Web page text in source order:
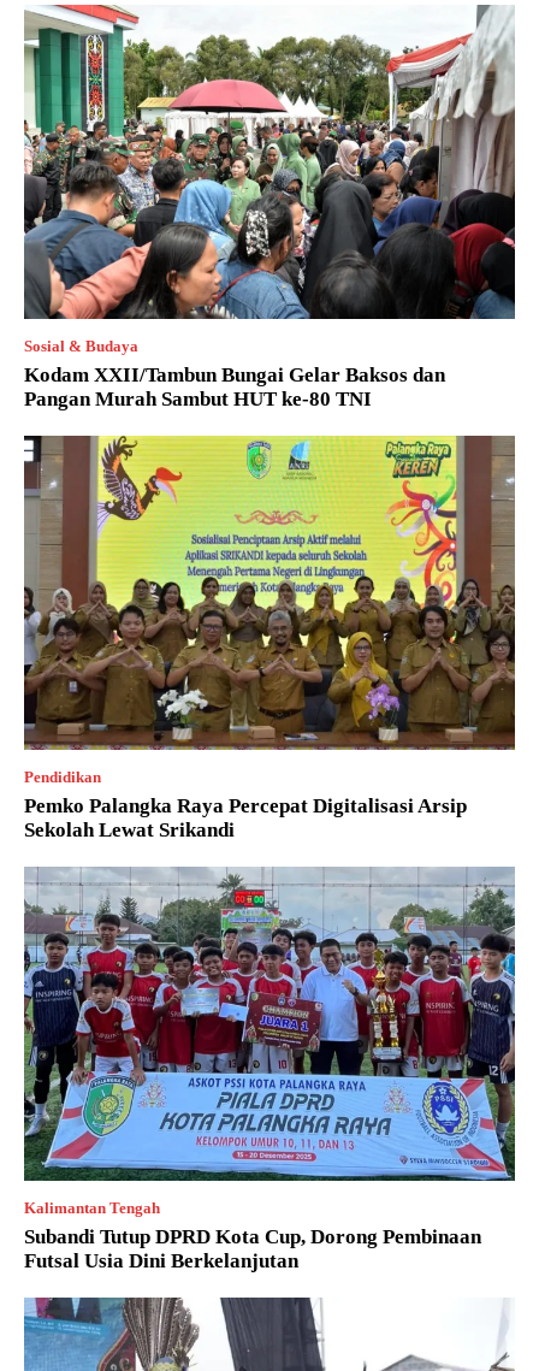
Sosial & Budaya
Kodam XXII/Tambun Bungai Gelar Baksos dan
Pangan Murah Sambut HUT ke-80 TNI
Pendidikan
Pemko Palangka Raya Percepat Digitalisasi Arsip
Sekolah Lewat Srikandi
Kalimantan Tengah
Subandi Tutup DPRD Kota Cup, Dorong Pembinaan
Futsal Usia Dini Berkelanjutan